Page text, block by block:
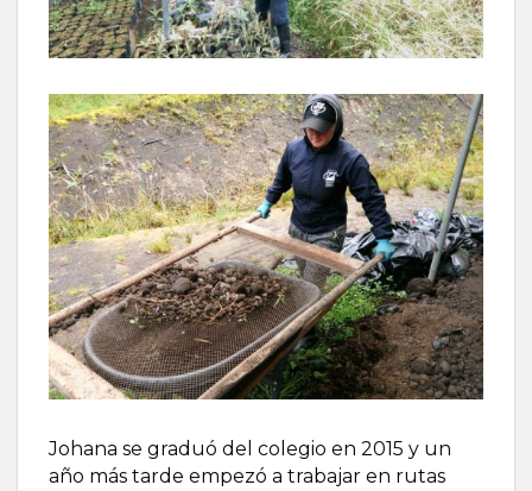
Johana se graduó del colegio en 2015 y un
año más tarde empezó a trabajar en rutas